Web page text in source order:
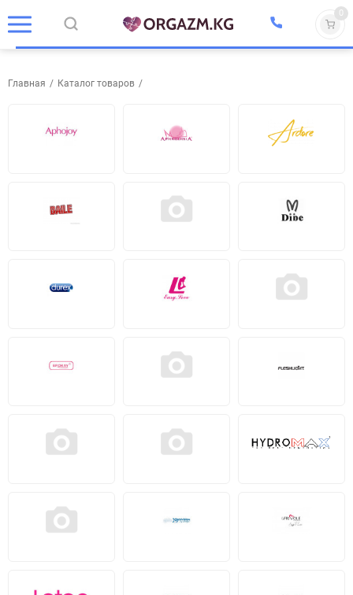
0
Главная / Каталог товаров /